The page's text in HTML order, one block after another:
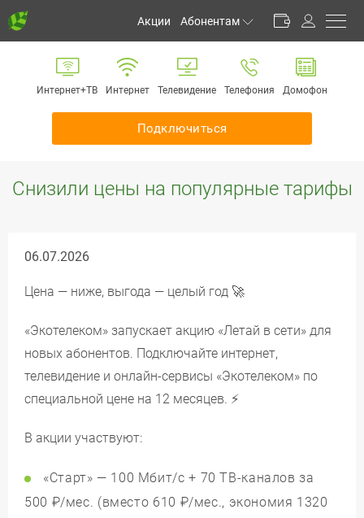
Акции Абонентам
Личный кабинет
Способы оплаты
Обратная связь
Информирование
Оборудование
Интернет+ТВ Интернет Телевидение Телефония Домофон
Подключиться
Снизили цены на популярные тарифы
06.07.2026
Цена — ниже, выгода — целый год 🚀
«Экотелеком» запускает акцию «Летай в сети» для
новых абонентов. Подключайте интернет,
телевидение и онлайн-сервисы «Экотелеком» по
специальной цене на 12 месяцев. ⚡
В акции участвуют:
«Старт» — 100 Мбит/с + 70 ТВ-каналов за
500 ₽/мес. (вместо 610 ₽/мес., экономия 1320